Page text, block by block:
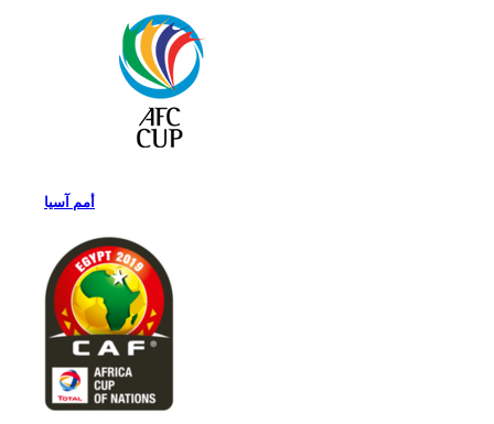
أمم آسيا